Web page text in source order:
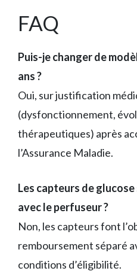
FAQ
Puis-je changer de
ans ?
Oui, sur justification
(dysfonctionnement,
thérapeutiques) après
l’Assurance Maladie.
Les capteurs de
avec le perfuseur ?
Non, les capteurs font
remboursement séparé
conditions d’éligibilité.